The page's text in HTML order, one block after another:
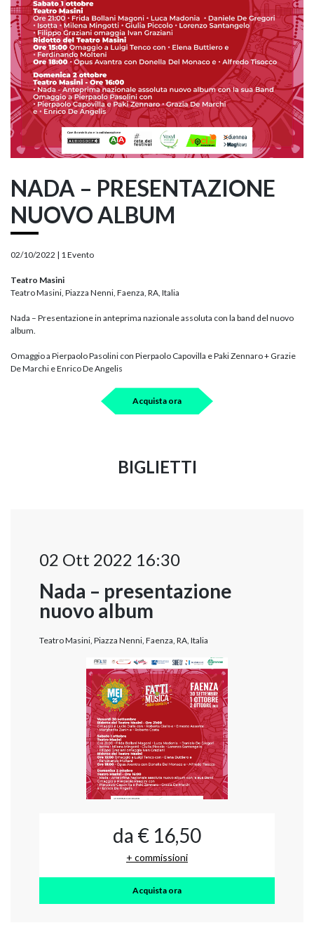
NADA – PRESENTAZIONE
NUOVO ALBUM
02/10/2022 | 1 Evento
Teatro Masini
Teatro Masini, Piazza Nenni, Faenza, RA, Italia
Nada – Presentazione in anteprima nazionale assoluta con la band del nuovo
album.
Omaggio a Pierpaolo Pasolini con Pierpaolo Capovilla e Paki Zennaro + Grazie
De Marchi e Enrico De Angelis
Acquista ora
BIGLIETTI
02 Ott 2022 16:30
Nada – presentazione
nuovo album
Teatro Masini, Piazza Nenni, Faenza, RA, Italia
da € 16,50
+ commissioni
Acquista ora